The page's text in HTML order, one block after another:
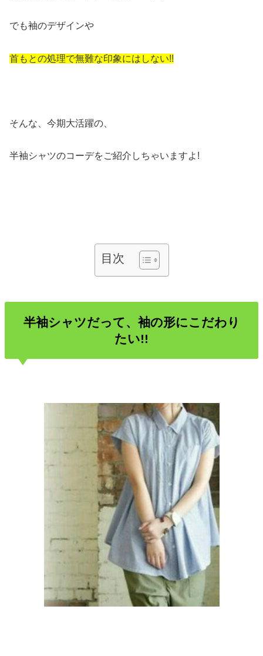
でも袖のデザインや
首もとの処理で無難な印象にはしない!!
そんな、今期大活躍の、
半袖シャツのコーデをご紹介しちゃいますよ!
目次
半袖シャツだって、袖の形にこだわり
たい!!